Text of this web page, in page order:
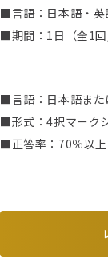
■言語：日本語・英
■期間：1日（全1回/
■言語：日本語また
■形式：4択マーク
■正答率：70％以